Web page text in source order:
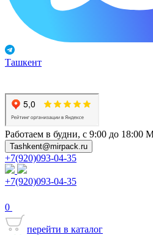
Ташкент
Работаем в будни, с 9:00 до 18:00
Tashkent@mirpack.ru
+7(920)093-04-35
+7(920)093-04-35
0
перейти в каталог